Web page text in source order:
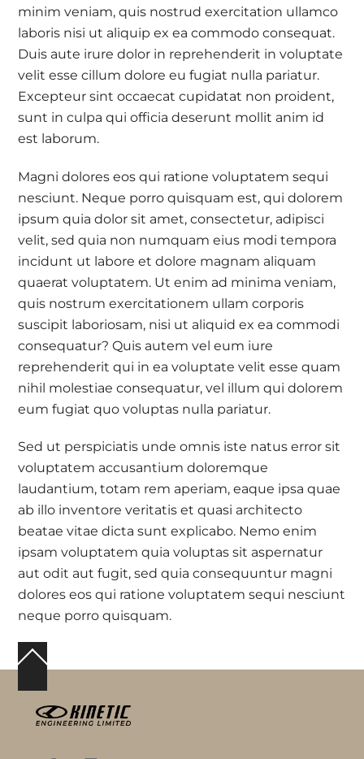
minim veniam, quis nostrud exercitation ullamco
laboris nisi ut aliquip ex ea commodo consequat.
Duis aute irure dolor in reprehenderit in voluptate
velit esse cillum dolore eu fugiat nulla pariatur.
Excepteur sint occaecat cupidatat non proident,
sunt in culpa qui officia deserunt mollit anim id
est laborum.
Magni dolores eos qui ratione voluptatem sequi
nesciunt. Neque porro quisquam est, qui dolorem
ipsum quia dolor sit amet, consectetur, adipisci
velit, sed quia non numquam eius modi tempora
incidunt ut labore et dolore magnam aliquam
quaerat voluptatem. Ut enim ad minima veniam,
quis nostrum exercitationem ullam corporis
suscipit laboriosam, nisi ut aliquid ex ea commodi
consequatur? Quis autem vel eum iure
reprehenderit qui in ea voluptate velit esse quam
nihil molestiae consequatur, vel illum qui dolorem
eum fugiat quo voluptas nulla pariatur.
Sed ut perspiciatis unde omnis iste natus error sit
voluptatem accusantium doloremque
laudantium, totam rem aperiam, eaque ipsa quae
ab illo inventore veritatis et quasi architecto
beatae vitae dicta sunt explicabo. Nemo enim
ipsam voluptatem quia voluptas sit aspernatur
aut odit aut fugit, sed quia consequuntur magni
dolores eos qui ratione voluptatem sequi nesciunt
neque porro quisquam.
Back
Top